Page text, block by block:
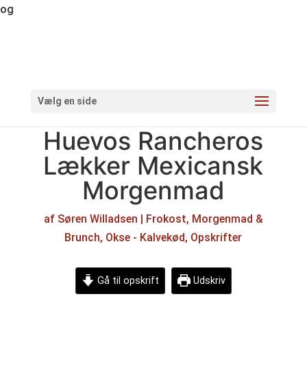
og
Vælg en side
Huevos Rancheros
Lækker Mexicansk
Morgenmad
af Søren Willadsen | Frokost, Morgenmad &
Brunch, Okse - Kalvekød, Opskrifter
Gå til opskrift Udskriv